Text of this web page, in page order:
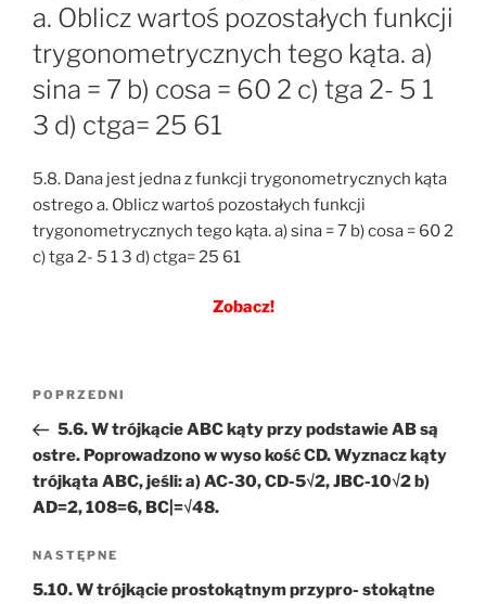
a. Oblicz wartoś pozostałych funkcji
trygonometrycznych tego kąta. a)
sina = 7 b) cosa = 60 2 c) tga 2- 5 1
3 d) ctga= 25 61
5.8. Dana jest jedna z funkcji trygonometrycznych kąta
ostrego a. Oblicz wartoś pozostałych funkcji
trygonometrycznych tego kąta. a) sina = 7 b) cosa = 60 2
c) tga 2- 5 1 3 d) ctga= 25 61
Zobacz!
Nawigacja
Poprzedni
wpis
POPRZEDNI
5.6. W trójkącie ABC kąty przy podstawie AB są
ostre. Poprowadzono w wyso kość CD. Wyznacz kąty
trójkąta ABC, jeśli: a) AC-30, CD-5√2, JBC-10√2 b)
AD=2, 108=6, BC|=√48.
Następny
wpis
NASTĘPNE
5.10. W trójkącie prostokątnym przypro- stokątne